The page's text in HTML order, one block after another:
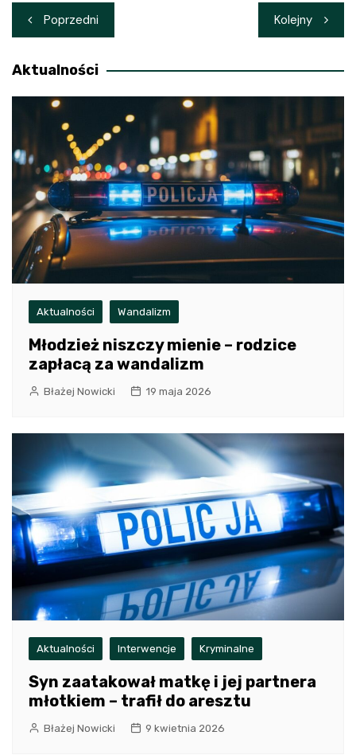
Nawigacja
wpisu
Poprzedni Kolejny
Aktualności
Aktualności Wandalizm
Młodzież niszczy mienie – rodzice
zapłacą za wandalizm
Błażej Nowicki 19 maja 2026
Aktualności Interwencje Kryminalne
Syn zaatakował matkę i jej partnera
młotkiem – trafił do aresztu
Błażej Nowicki 9 kwietnia 2026